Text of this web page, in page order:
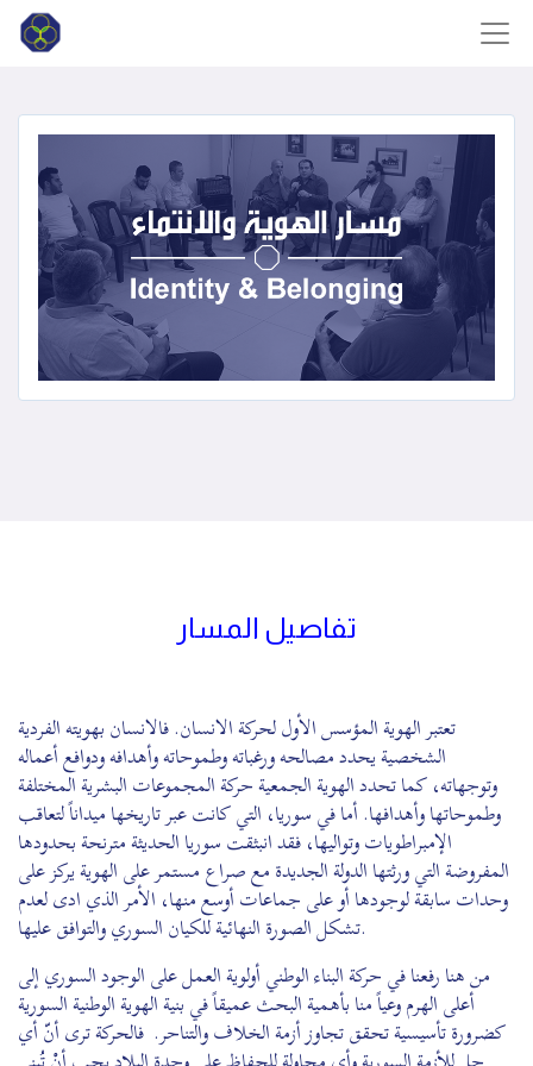
تفاصيل المسار
تعتبر الهوية المؤسس الأول لحركة الانسان. فالانسان بهويته الفردية
الشخصية يحدد مصالحه ورغباته وطموحاته وأهدافه ودوافع أعماله
وتوجهاته، كما تحدد الهوية الجمعية حركة المجموعات البشرية المختلفة
وطموحاتها وأهدافها. أما في سوريا، التي كانت عبر تاريخها ميداناً لتعاقب
الإمبراطويات وتواليها، فقد انبثقت سوريا الحديثة مترنحة بحدودها
المفروضة التي ورثتها الدولة الجديدة مع صراع مستمر على الهوية يركز على
وحدات سابقة لوجودها أو على جماعات أوسع منها، الأمر الذي ادى لعدم
تشكل الصورة النهائية للكيان السوري والتوافق عليها.
من هنا رفعنا في حركة البناء الوطني أولوية العمل على الوجود السوري إلى
أعلى الهرم وعياً منا بأهمية البحث عميقاً في بنية الهوية الوطنية السورية
كضرورة تأسيسية تحقق تجاوز أزمة الخلاف والتناحر. فالحركة ترى أنّ أي